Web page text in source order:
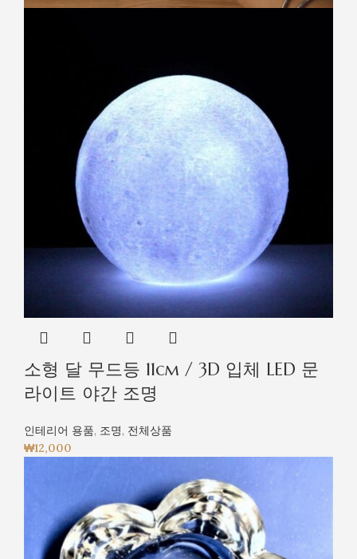
소형 달 무드등 11cm / 3D 입체 LED 문
라이트 야간 조명
인테리어 용품, 조명, 전체상품
₩12,000